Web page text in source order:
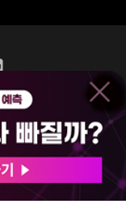
용약관
층(서초동, 제일빌딩)